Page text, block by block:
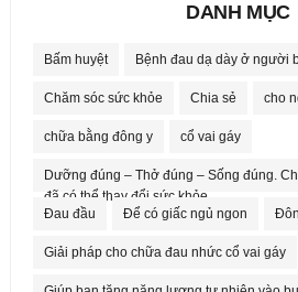
DANH MỤC
Bấm huyệt Bệnh đau dạ dày ở người
Chăm sóc sức khỏe Chia sẻ cho
chữa bằng đông y cổ vai gáy
Dưỡng đúng – Thở đúng – Sống đúng.
đã có thể thay đổi sức khỏe.
Đau đầu
Để có giấc ngủ ngon
Giải pháp cho chữa đau nhức cổ vai gáy